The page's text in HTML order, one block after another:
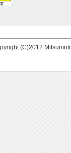
(C)2012